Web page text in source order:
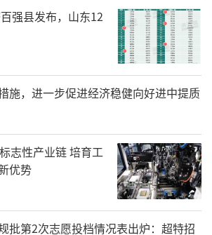
强县发布，山东12
施，进一步促进经济稳健向好进中提质
志性产业链 培育工
优势
批第2次志愿投档情况表出炉：超特招